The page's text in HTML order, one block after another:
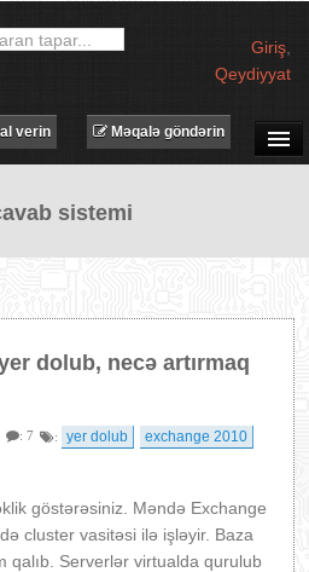
Giriş
Qeydiyyat
TECHNET TV
MƏQALƏLƏR
PROQRAMLAR
IT LÜĞƏT
Məqalə göndərin
verin
sistemi
dolub, necə artırmaq
: 7 : yer dolub exchange 2010
göstərəsiniz. Məndə Exchange
cluster vasitəsi ilə işləyir. Baza
qalıb. Serverlər virtualda qurulub